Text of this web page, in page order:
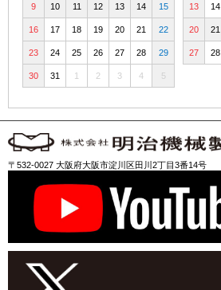
9 10 11 12 13 14 15
16 17 18 19 20 21 22
23 24 25 26 27 28 29
30 31 1 2 3 4 5
13 14
20 21
27 28
〒532-0027 大阪府大阪市淀川区田川2丁目3番14号